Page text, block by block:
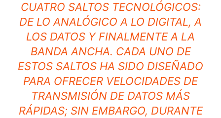
CUATRO SALTOS TECNOLÓGICOS:
DE LO ANALÓGICO A LO DIGITAL, A
LOS DATOS Y FINALMENTE A LA
BANDA ANCHA. CADA UNO DE
ESTOS SALTOS HA SIDO DISEÑADO
PARA OFRECER VELOCIDADES DE
TRANSMISIÓN DE DATOS MÁS
RÁPIDAS; SIN EMBARGO, DURANTE